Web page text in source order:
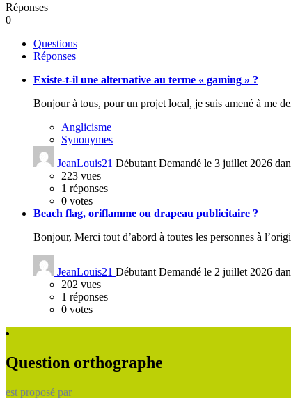
Réponses
0
Questions
Réponses
Existe-t-il une alternative au terme « gaming » ?
Bonjour à tous, pour un projet local, je suis amené à me
Anglicisme
Synonymes
JeanLouis21 Débutant Demandé le 3 juillet 2026
223 vues
1 réponses
0 votes
Beach flag, oriflamme ou drapeau publicitaire ?
Bonjour, Merci tout d’abord à toutes les personnes à
JeanLouis21 Débutant Demandé le 2 juillet 2026
202 vues
1 réponses
0 votes
Question orthographe
est proposé par